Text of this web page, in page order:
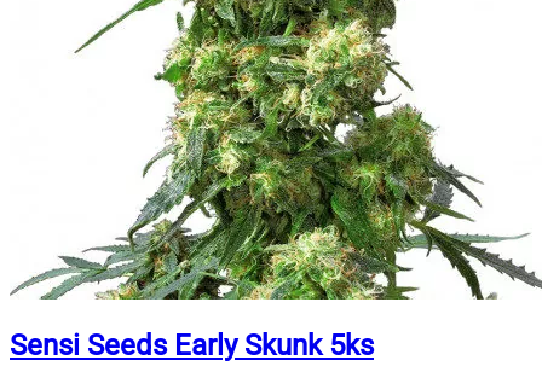
Sensi Seeds Early Skunk 5ks